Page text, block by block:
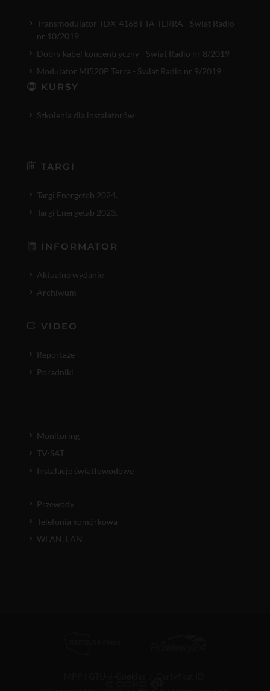
Transmodulator TDX-4168 FTA TERRA - Świat Radio
nr 10/2019
Dobry kabel koncentryczny - Świat Radio nr 8/2019
Modulator MI520P Terra - Świat Radio nr 9/2019
KURSY
Szkolenia dla instalatorów
TARGI
Targi Energetab 2024.
Targi Energetab 2023.
INFORMATOR
Aktualne wydanie
Archiwum
VIDEO
Reportaże
Poradniki
Monitoring
TV-SAT
Instalacje światłowodowe
Przewody
Telefonia komórkowa
WLAN, LAN